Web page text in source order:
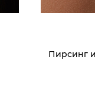
Пирсинг